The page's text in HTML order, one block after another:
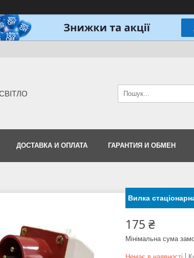
СВІТЛО
ДОСТАВКА И ОПЛАТА ГАРАНТИЯ И ОБМЕН
Вилка
175 ₴
Мінімальна сума